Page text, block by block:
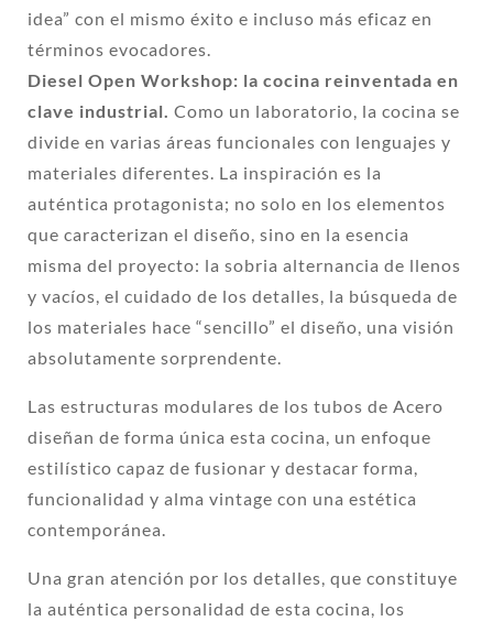
idea” con el mismo éxito e incluso más eficaz en
términos evocadores.
Diesel Open Workshop: la cocina reinventada en
clave industrial. Como un laboratorio, la cocina se
divide en varias áreas funcionales con lenguajes y
materiales diferentes. La inspiración es la
auténtica protagonista; no solo en los elementos
que caracterizan el diseño, sino en la esencia
misma del proyecto: la sobria alternancia de llenos
y vacíos, el cuidado de los detalles, la búsqueda de
los materiales hace “sencillo” el diseño, una visión
absolutamente sorprendente.
Las estructuras modulares de los tubos de Acero
diseñan de forma única esta cocina, un enfoque
estilístico capaz de fusionar y destacar forma,
funcionalidad y alma vintage con una estética
contemporánea.
Una gran atención por los detalles, que constituye
la auténtica personalidad de esta cocina, los